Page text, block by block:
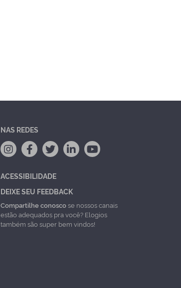
NAS REDES
ACESSIBILIDADE
DEIXE SEU FEEDBACK
Compartilhe conoscose nossos canais
estão adequados pra você? Elogios
também são super bem vindos!